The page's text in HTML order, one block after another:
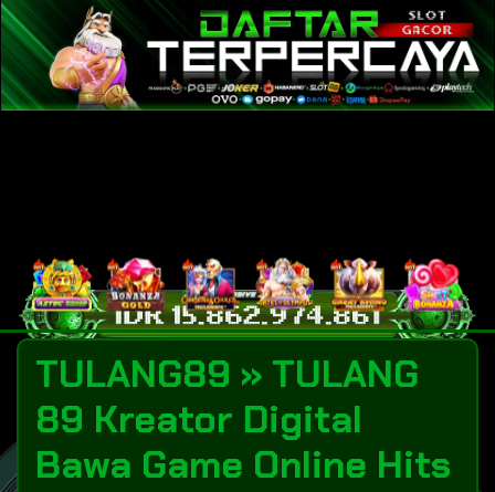
TULANG89 » TULANG
89 Kreator Digital
Bawa Game Online Hits